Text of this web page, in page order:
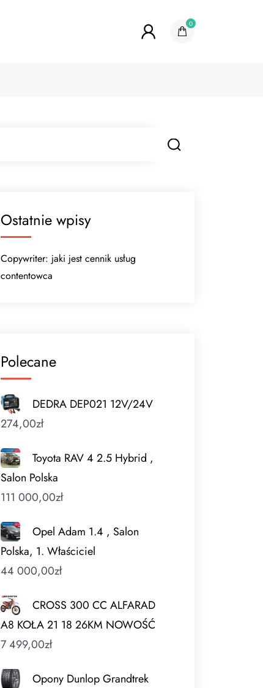
0
Ostatnie wpisy
Copywriter: jaki jest cennik usług
contentowca
Polecane
DEDRA DEP021 12V/24V
274,00zł
Toyota RAV 4 2.5 Hybrid ,
Salon Polska
111 000,00zł
Opel Adam 1.4 , Salon
Polska, 1. Właściciel
44 000,00zł
CROSS 300 CC ALFARAD
A8 KOŁA 21 18 26KM NOWOŚĆ
7 499,00zł
Opony Dunlop Grandtrek